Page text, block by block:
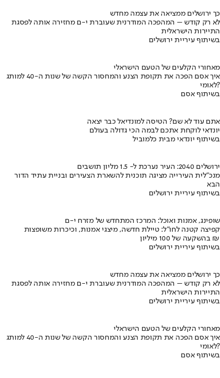
כך ירושלים ממציאה את עצמה מחדש
לא רק קודש – המהפכה המודרנית שעוברת י-ם מחזירה אותה לפסגת
התיירות הישראלית
בשיתוף עיריית ירושלים
מאחורי הקלעים של הטעם הישראלי
איך אסם הפכה את תקופת הצנע והמחסור הקשה של שנות ה-40 למותג
לאומי?
בשיתוף אסם
אתם עוד לא שם? הטיסה למונדיאל כבר יצאה
יונדאי לוקחת אתכם לבמה הכי גדולה בעולם
בשיתוף יונדאי מבית כלמוביל
ירושלים 2040: העיר נערכת ל- 1.5 מליון תושבים
מנכ"לית העירייה מציגה תוכנית להשארת הצעירים ובניית עתיד הדור
הבא
בשיתוף עיריית ירושלים
שופינג, אמנות ואוכל: המרכז המתחדש של מזרח י-ם
קפיצה קטנה לחו"ל: טיילת חדשה, מיצגי אמנות, וכיכרות משופצות
בהשקעה של 100 מיליון ₪
בשיתוף עיריית ירושלים
כך ירושלים ממציאה את עצמה מחדש
לא רק קודש – המהפכה המודרנית שעוברת י-ם מחזירה אותה לפסגת
התיירות הישראלית
בשיתוף עיריית ירושלים
מאחורי הקלעים של הטעם הישראלי
איך אסם הפכה את תקופת הצנע והמחסור הקשה של שנות ה-40 למותג
לאומי?
בשיתוף אסם